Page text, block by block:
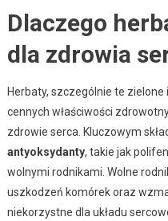
Dlaczego
dla zdrowia
Herbaty, szczególnie te
cennych właściwości
zdrowie serca. Kluczowym
antyoksydanty, takie jak
wolnymi rodnikami. Wolne
uszkodzeń komórek oraz
niekorzystne dla układu